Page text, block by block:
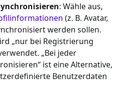
: Wähle aus,
(z. B. Avatar,
werden sollen.
„nur bei Registrierung
„Bei jeder
ist eine Alternative,
Benutzerdaten